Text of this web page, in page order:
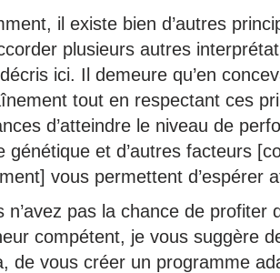
il existe bien d’autres
plusieurs autres
ici. Il demeure qu’en
tout en respectant ces
d’atteindre le niveau de
génétique et d’autres facteurs
vous permettent d’espérer
n’avez pas la chance de profiter
compétent, je vous suggère
de vous créer un programme